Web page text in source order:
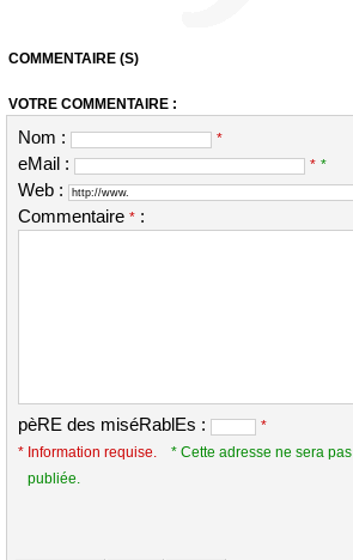
COMMENTAIRE (S)
VOTRE COMMENTAIRE :
Nom : *
eMail : * *
Web :
Commentaire * :
pèRE des miséRablEs :
*
* Information requise.
* Cette adresse ne sera pas
publiée.